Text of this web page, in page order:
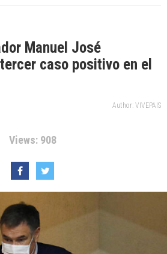
Manuel José
caso positivo en el
Author: VIVEPAIS
Views: 908